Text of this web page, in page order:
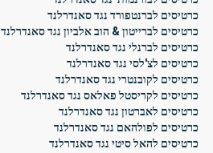
כרטיסים לברנטפורד נגד סאנדרלנד
כרטיסים לברייטון & הוב אלביון נגד סאנדרלנד
כרטיסים לברנלי נגד סאנדרלנד
כרטיסים לצ'לסי נגד סאנדרלנד
כרטיסים לקובנטרי נגד סאנדרלנד
כרטיסים לקריסטל פאלאס נגד סאנדרלנד
כרטיסים לאברטון נגד סאנדרלנד
כרטיסים לפולהאם נגד סאנדרלנד
כרטיסים להאל סיטי נגד סאנדרלנד